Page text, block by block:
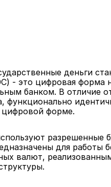
деньги
- это цифровая
банком. В отличие
функционально
форме.
для работы
валют,